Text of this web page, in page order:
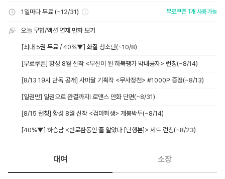
1일마다 무료 (~12/31) 무료쿠폰 1개 사용가능
오늘 무협/액션 연재 만화 보기
[최대 5권 무료 / 40%▼] 화질 청소단(~10/8)
[무료쿠폰] 황성 8월 신작 <무신이 된 하북팽가 막내공자> 런칭(~8/14)
[8/13 19시 단독 공개] 사마달 기획작 <무사정천> #1000P 증정(~8/13)
[일권만] 일권으로 완결까지! 로맨스 만화 단편(~8/31)
[8/15 런칭] 황성 8월 신작 <검마회생> 개봉박두(~8/14)
[40%▼] 하승남 <반로환동인 줄 알았다 [단행본]> 세트 런칭(~8/23)
대여 소장